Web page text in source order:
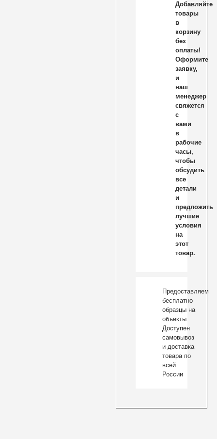
Добавляйте
товары
в
корзину
без
оплаты!
Оформите
заявку,
и
наш
менеджер
свяжется
с
вами
в
рабочие
часы,
чтобы
обсудить
все
детали
и
предложить
лучшие
условия
на
этот
товар.
Предоставляем
бесплатно
образцы на
объекты
Доступен
самовывоз
и доставка
товара по
всей
России